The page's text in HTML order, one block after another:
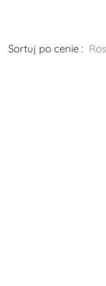
Sortuj po cenie :